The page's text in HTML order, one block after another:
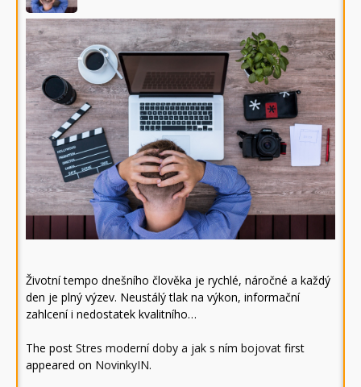
Životní tempo dnešního člověka je rychlé, náročné a každý
den je plný výzev. Neustálý tlak na výkon, informační
zahlcení i nedostatek kvalitního…
The post Stres moderní doby a jak s ním bojovat first
appeared on NovinkyIN.